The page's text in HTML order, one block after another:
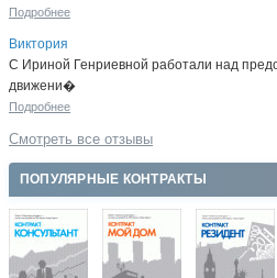
Подробнее
Виктория
С Ириной Генриевной работали над
движени�
Подробнее
Смотреть все отзывы
ПОПУЛЯРНЫЕ КОНТРАКТЫ